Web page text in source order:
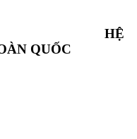
HỆ
QUỐC
Minh